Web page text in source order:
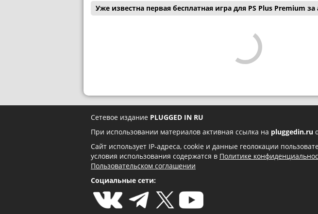
Уже известна первая бесплатная игра для PS Plus Premium за
Сетевое издание PLUGGED IN RU
При использовании материалов активная ссылка на pluggedin.ru
Сайт использует IP-адреса, cookie и данные геолокации
условия использования содержатся в Политике
Пользовательском соглашении
Социальные сети: